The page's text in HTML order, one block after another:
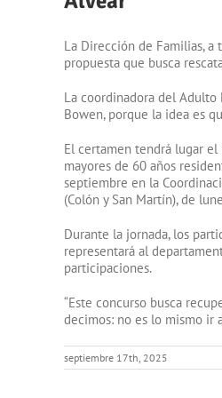
La Dirección de Familias, a
propuesta que busca
La coordinadora del Adulto
Bowen, porque la idea es
El certamen tendrá lugar
mayores de 60 años
septiembre en la
(Colón y San Martín), de
Durante la jornada, los
representará al
participaciones.
“Este concurso busca
decimos: no es lo mismo ir
septiembre 17th, 2025